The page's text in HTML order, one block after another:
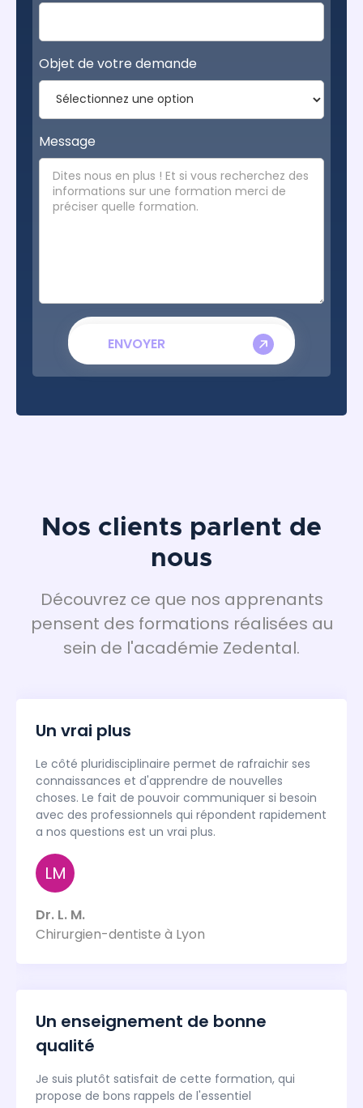
Objet de votre demande
Message
Nos clients parlent de
nous
Découvrez ce que nos apprenants
pensent des formations réalisées au
sein de l'académie Zedental.
Un vrai plus
Le côté pluridisciplinaire permet de rafraichir ses
connaissances et d'apprendre de nouvelles
choses. Le fait de pouvoir communiquer si besoin
avec des professionnels qui répondent rapidement
a nos questions est un vrai plus.
LM
Dr. L. M.
Chirurgien-dentiste à Lyon
Un enseignement de bonne
qualité
Je suis plutôt satisfait de cette formation, qui
propose de bons rappels de l'essentiel